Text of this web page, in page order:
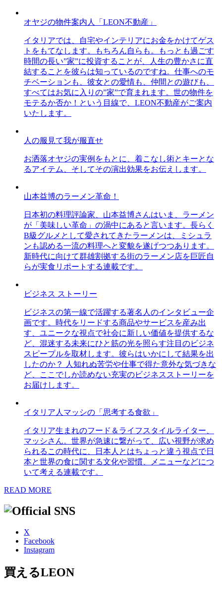
オヤジの物件案内人「LEON不動産」
イタリアでは、自宅やインテリアにお金をかけてゲス
トをもてなします。もちろん自らも。もっとも過ごす
時間の長い”家”に投資することが、人生の豊かさに直
結することを彼らは知っているのですね。仕事へのモ
チベーションも、彼女との愛情も、仲間との遊びも、
すべてはお気に入りの”家”で育まれます。世の物件を
モテるか否か！という目線で、LEON不動産がご案内
いたします。
人の服見て我が服直せ
お洒落オヤジの実例をもとに、着こなし術とキーとな
るアイテム、そしてその演出効果をお伝えします。
山本益博のラーメン革命！
日本初の料理評論家、山本益博さんはいま、ラーメン
が「美味しい革命」の渦中にあると言います。長らく
B級グルメとして愛されてきたラーメンは、ミシュラ
ンも認める一流の料理へと変貌を遂げつつあります。
新時代に向けて群雄割拠する街のラーメン店を巨匠自
らが実食リポートする連載です。
ビジネス ストーリー
ビジネスの第一線で活躍する著名人のインタビュー企
画です。時代をリードする商品やサービスを産み出
す、ユニークな視点で社会に新しい価値を提供するな
ど、混迷する未来にひと筋の光を照らす注目のビジネ
スピープルを取材します。彼らはいかにして結果を出
したのか？ 人知れぬ苦労や仕事で得た意外な気づきな
ど、ここでしか読めない充実のビジネスストーリーを
お届けします。
イタリア人マッシの「思考する食欲」
イタリア生まれのフード＆ライフスタイルライター、
マッシさん。世界が急速に繋がって、広い視野が求め
られるこの時代に、日本人とはちょっと違う視点で日
本と世界の食に関する文化や習慣、メニューなどにつ
いて考える連載です。
READ MORE
X
Facebook
Instagram
買えるLEON